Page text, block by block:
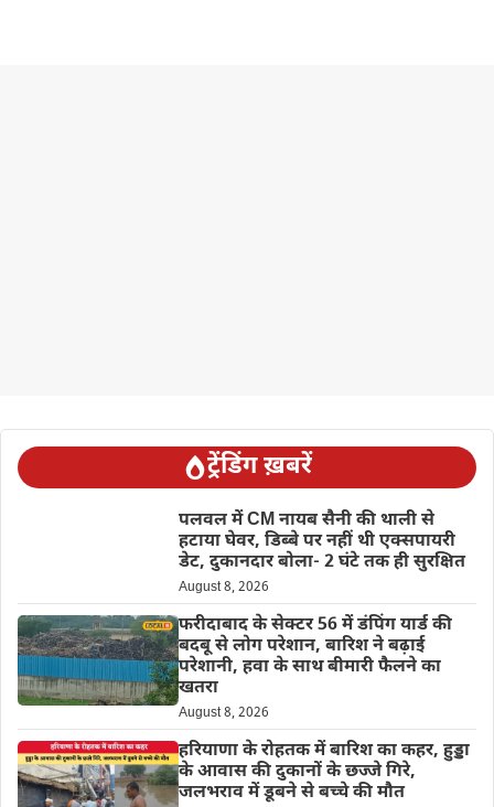
ट्रेंडिंग ख़बरें
पलवल में CM नायब सैनी की थाली से
हटाया घेवर, डिब्बे पर नहीं थी एक्सपायरी
डेट, दुकानदार बोला- 2 घंटे तक ही सुरक्षित
August 8, 2026
फरीदाबाद के सेक्टर 56 में डंपिंग यार्ड की
बदबू से लोग परेशान, बारिश ने बढ़ाई
परेशानी, हवा के साथ बीमारी फैलने का
खतरा
August 8, 2026
हरियाणा के रोहतक में बारिश का कहर, हुड्डा
के आवास की दुकानों के छज्जे गिरे,
जलभराव में डूबने से बच्चे की मौत